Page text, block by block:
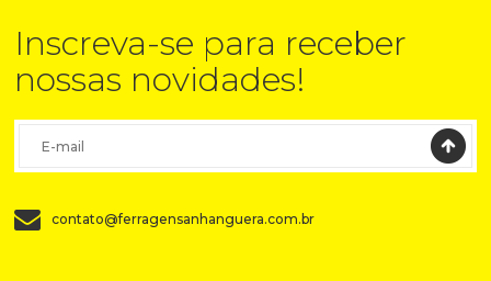
Inscreva-se para receber
nossas novidades!
contato@ferragensanhanguera.com.br